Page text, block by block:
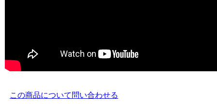
この商品について問い合わせる